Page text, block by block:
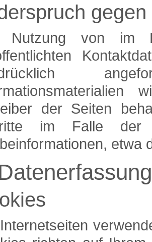
Nutzung von im
der Seiten
im Falle der
etwa